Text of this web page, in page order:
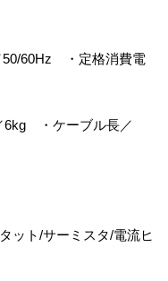
50/60Hz ・定格消費電
6kg ・ケーブル長／
ット/サーミスタ/電流ヒ